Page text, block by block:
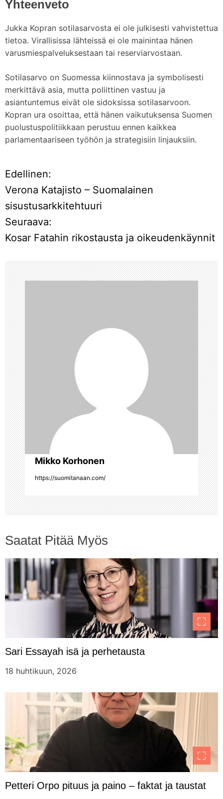
Yhteenveto
Jukka Kopran sotilasarvosta ei ole julkisesti vahvistettua
tietoa. Virallisissa lähteissä ei ole mainintaa hänen
varusmiespalveluksestaan tai reserviarvostaan.
Sotilasarvo on Suomessa kiinnostava ja symbolisesti
merkittävä asia, mutta poliittinen vastuu ja
asiantuntemus eivät ole sidoksissa sotilasarvoon.
Kopran ura osoittaa, että hänen vaikutuksensa Suomen
puolustuspolitiikkaan perustuu ennen kaikkea
parlamentaariseen työhön ja strategisiin linjauksiin.
A
r
t
k
k
e
l
i
e
n
s
e
l
a
u
s
Edellinen:
Verona Katajisto – Suomalainen
sisustusarkkitehtuuri
Seuraava:
Kosar Fatahin rikostausta ja oikeudenkäynnit
Mikko Korhonen
https://suomitanaan.com/
Saatat Pitää Myös
Sari Essayah isä ja perhetausta
18 huhtikuun, 2026
Petteri Orpo pituus ja paino – faktat ja taustat